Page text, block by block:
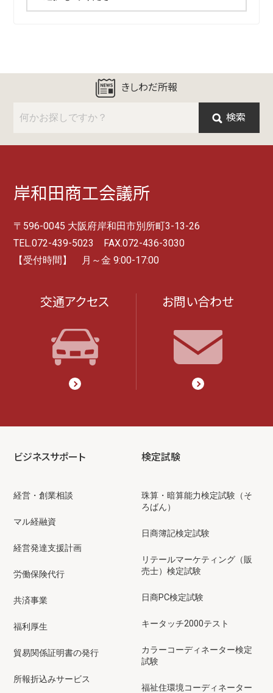
きしわだ所報
検索
岸和田商工会議所
〒596-0045 大阪府岸和田市別所町3-13-26
TEL.072-439-5023 FAX.072-436-3030
【受付時間】 月～金 9:00-17:00
交通アクセス お問い合わせ
ビジネスサポート
経営・創業相談
マル経融資
経営発達支援計画
労働保険代行
共済事業
福利厚生
貿易関係証明書の発行
所報折込みサービス
検定試験
珠算・暗算能力検定試験（そ
ろばん）
日商簿記検定試験
リテールマーケティング（販
売士）検定試験
日商PC検定試験
キータッチ2000テスト
カラーコーディネーター検定
試験
福祉住環境コーディネーター